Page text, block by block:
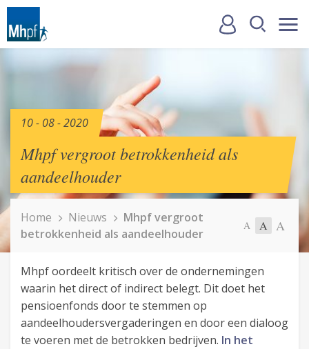
10 - 08 - 2020
Mhpf vergroot betrokkenheid als
aandeelhouder
Home Nieuws
Mhpf vergroot
betrokkenheid als aandeelhouder
A A A
Mhpf oordeelt kritisch over de ondernemingen
waarin het direct of indirect belegt. Dit doet het
pensioenfonds door te stemmen op
aandeelhoudersvergaderingen en door een dialoog
te voeren met de betrokken bedrijven. In het